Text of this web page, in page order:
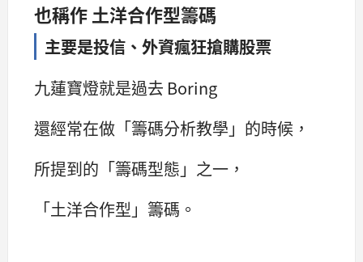
也稱作 土洋合作型籌碼
主要是投信、外資瘋狂搶購股票
九蓮寶燈就是過去 Boring
還經常在做「籌碼分析教學」的時候，
所提到的「籌碼型態」之一，
「土洋合作型」籌碼。